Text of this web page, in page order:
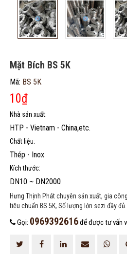
Mặt Bích BS 5K
Mã: BS 5K
10₫
Nhà sản xuất:
HTP - Vietnam - China,etc.
Chất liệu:
Thép - Inox
Kích thước:
DN10 ~ DN2000
Hưng Thịnh Phát chuyên sản xuất, gia
tiêu chuẩn BS 5K, Số lượng lớn sezi đầy đủ.
Gọi: 0969392616để được tư vấn